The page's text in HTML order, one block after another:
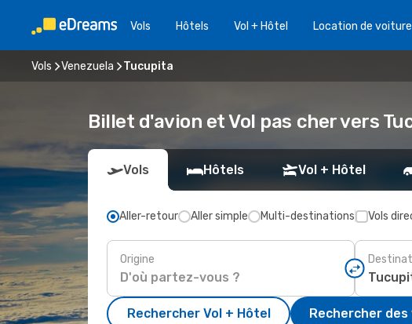
Vols Hôtels Vol + Hôtel Location de voiture
Vols Venezuela Tucupita
Billet d'avion et Vol pas cher vers
Vols Hôtels Vol + Hôtel
Aller-retour Aller simple Multi-destinations Vols
Origine
Rechercher Vol + Hôtel Rechercher des